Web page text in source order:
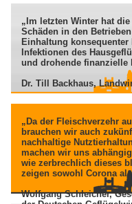
„Im letzten Winter hat
Schäden in den
Einhaltung
Infektionen des
und drohende finanzielle
Dr. Till Backhaus,
„Da der Fleischverzehr
brauchen wir auch
nachhaltige
machen wir uns
wie zerbrechlich dieses
zeigen sowohl Corona
Wolfgang Schleicher,